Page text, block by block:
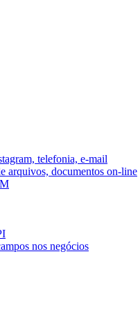
telefonia, e-mail
arquivos, documentos on-line
nos negócios